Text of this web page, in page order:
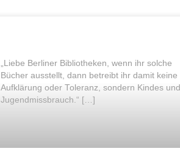
„Liebe Berliner Bibliotheken, wenn ihr solche
Bücher ausstellt, dann betreibt ihr damit keine
Aufklärung oder Toleranz, sondern Kindes und
Jugendmissbrauch.“ […]